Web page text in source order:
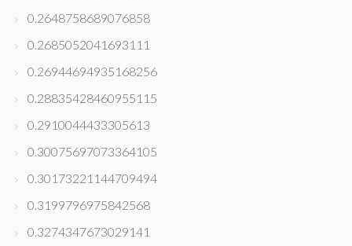
0.2648758689076858
0.2685052041693111
0.26944694935168256
0.28835428460955115
0.2910044433305613
0.30075697073364105
0.30173221144709494
0.3199796975842568
0.3274347673029141